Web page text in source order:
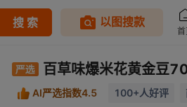
百草味爆米花黄金豆
AI严选指数4.5 100+人好评